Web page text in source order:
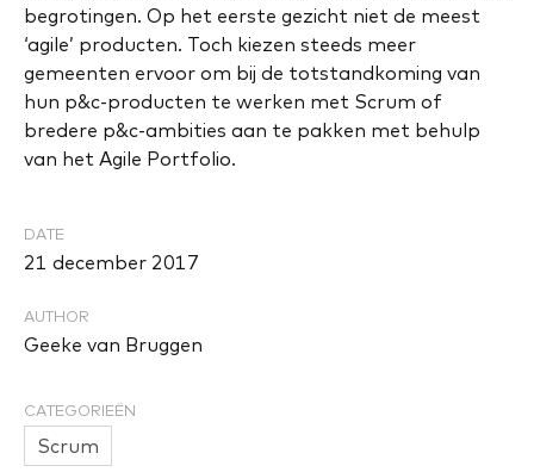
begrotingen. Op het eerste gezicht niet de meest
‘agile’ producten. Toch kiezen steeds meer
gemeenten ervoor om bij de totstandkoming van
hun p&c-producten te werken met Scrum of
bredere p&c-ambities aan te pakken met behulp
van het Agile Portfolio.
DATE
21 december 2017
AUTHOR
Geeke van Bruggen
CATEGORIEËN
Scrum